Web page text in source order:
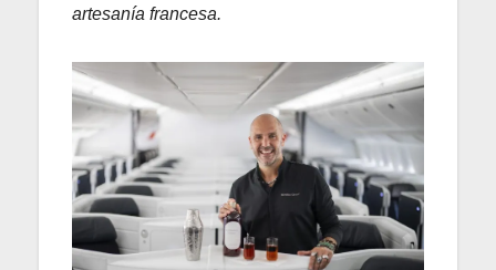
artesanía francesa.